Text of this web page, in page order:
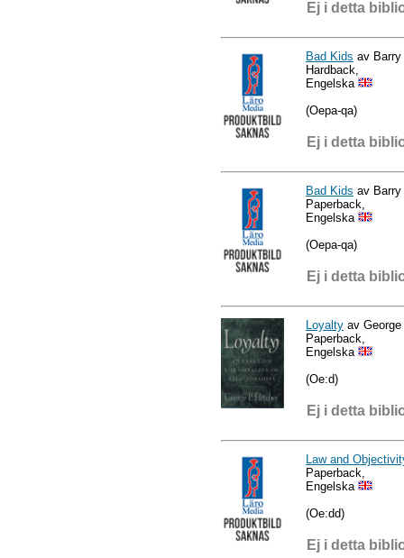
Ej i detta
Bad Kids av Barry
Hardback,
Engelska
(Oepa-qa)
Ej i detta
Bad Kids av Barry
Paperback,
Engelska
(Oepa-qa)
Ej i detta
Loyalty av
Paperback,
Engelska
(Oe:d)
Ej i detta
Law and
Paperback,
Engelska
(Oe:dd)
Ej i detta